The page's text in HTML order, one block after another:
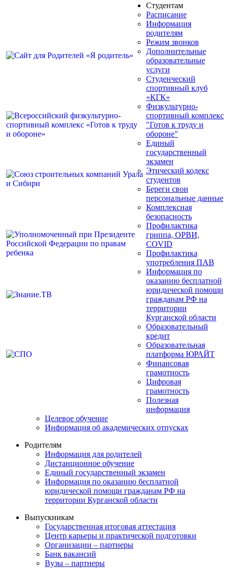
Студентам
Расписание
Информация
родителям
Режим звонков
Дополнительные
образовательные
услуги
Студенческий
спортивный клуб
«КГК»
Физкультурно-
спортивный комплекс
"Готов к труду и
обороне"
Единый
государственный
экзамен
Этический кодекс
студентов
Береги свои
персональные данные
Комплексная
безопасность
Профилактика
гриппа, ОРВИ,
COVID
Профилактика
употребления ПАВ
Информация по
оказанию бесплатной
юридической помощи
гражданам РФ на
территории
Курганской области
Образовательный
кредит
Образовательная
платформа ЮРАЙТ
Финансовая
грамотность
Цифровая
грамотность
Полезная
информация
Целевое обучение
Информация об академических отпусках
Родителям
Информация для родителей
Дистанционное обучение
Единый государственный экзамен
Информация по оказанию бесплатной
юридической помощи гражданам РФ на
территории Курганской области
Выпускникам
Государственная итоговая аттестация
Центр карьеры и практической подготовки
Организации – партнеры
Банк вакансий
Вузы – партнеры